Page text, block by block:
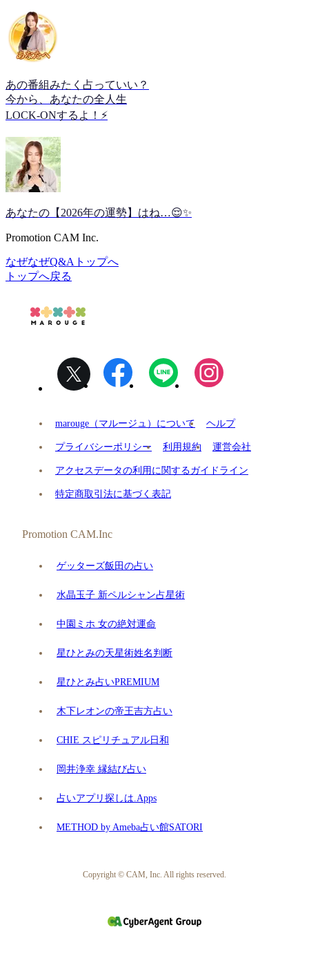
あの番組みたく占っていい？
今から、あなたの全人生
LOCK-ONするよ！⚡️
あなたの【2026年の運勢】はね…😌✨
Promotion CAM Inc.
なぜなぜQ&Aトップへ
トップへ戻る
marouge（マルージュ）について ヘルプ
プライバシーポリシー 利用規約 運営会社
アクセスデータの利用に関するガイドライン
特定商取引法に基づく表記
Promotion CAM.Inc
ゲッターズ飯田の占い
水晶玉子 新ペルシャン占星術
中園ミホ 女の絶対運命
星ひとみの天星術姓名判断
星ひとみ占いPREMIUM
木下レオンの帝王吉方占い
CHIE スピリチュアル日和
岡井浄幸 縁結び占い
占いアプリ探しは.Apps
METHOD by Ameba占い館SATORI
Copyright © CAM, Inc. All rights reserved.